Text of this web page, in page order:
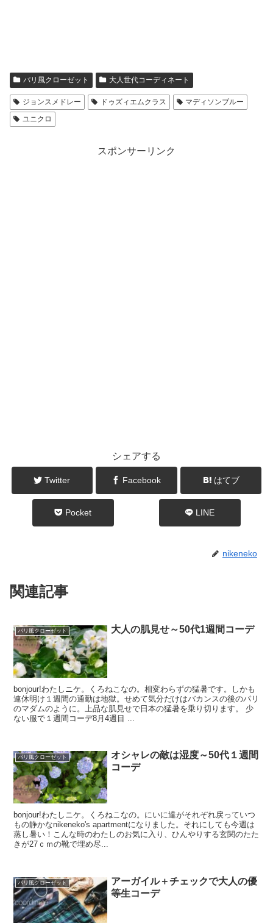
パリ風クローゼット 大人世代コーディネート
ジョンスメドレー ドゥズィエムクラス
マディソンブルー
ユニクロ
スポンサーリンク
シェアする
Twitter Facebook はてブ
Pocket LINE
nikeneko
関連記事
パリ風クローゼット 大人の肌見せ～50代1週間コーデ
bonjour!わたしニケ。くろねこなの。相変わらずの猛暑です。しかも
連休明け１週間の通勤は地獄。せめて気分だけはバカンスの後のパリ
のマダムのように。上品な肌見せで日本の猛暑を乗り切ります。 少
ない服で１週間コーデ8月4週目 ...
パリ風クローゼット
オシャレの敵は湿度～50代１週間
コーデ
bonjour!わたしニケ。くろねこなの。にいに達がそれぞれ戻っていつ
もの静かなnikeneko's apartmentになりました。それにしても今週は
蒸し暑い！こんな時のわたしのお気に入り、ひんやりする玄関のたた
きが27ｃｍの靴で埋め尽...
パリ風クローゼット
アーガイル＋チェックで大人の優
等生コーデ